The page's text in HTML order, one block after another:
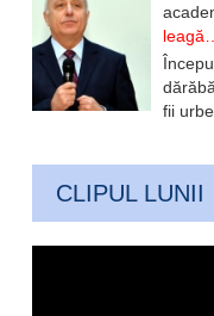
fii
CLIPUL LUNII